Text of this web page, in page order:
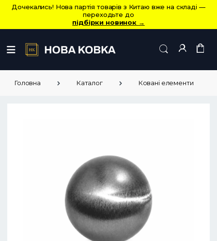
Дочекались! Нова партія товарів з Китаю вже на складі —
переходьте до
підбірки новинок →
Головна Каталог Ковані елементи